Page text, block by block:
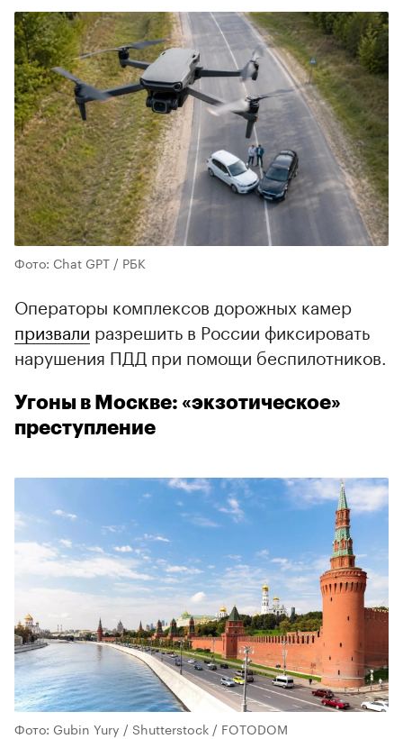
Фото: Chat GPT / РБК
Операторы комплексов дорожных камер
призвали разрешить в России фиксировать
нарушения ПДД при помощи беспилотников.
Угоны в Москве: «экзотическое»
преступление
Фото: Gubin Yury / Shutterstock / FOTODOM